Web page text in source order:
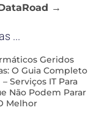
→
...
Geridos
O Guia Completo
Serviços IT Para
Não Podem Parar
Melhor